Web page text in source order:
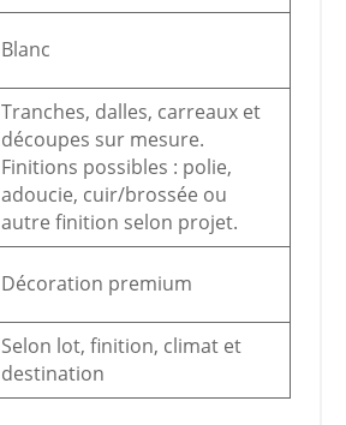
Blanc
Tranches, dalles, carreaux et
découpes sur mesure.
Finitions possibles : polie,
adoucie, cuir/brossée ou
autre finition selon projet.
Décoration premium
Selon lot, finition, climat et
destination